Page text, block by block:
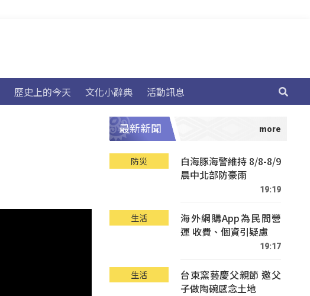
歷史上的今天 文化小辭典 活動訊息
最新新聞
防災
白海豚海警維持 8/8-8/9
晨中北部防豪雨
19:19
生活
海外網購App為民間營
運 收費、個資引疑慮
19:17
生活
台東窯藝慶父親節 邀父
子做陶碗感念土地